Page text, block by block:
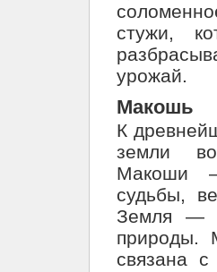
стужи,
урожай.
Макошь
К
земли
Макоши
судьбы,
Земля —
природы.
связана